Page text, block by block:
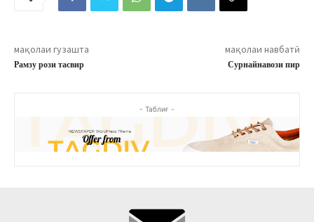
мақолаи гузашта
Рамзу рози тасвир
мақолаи навбатӣ
Сурнайнавози пир
- Таблиғ -